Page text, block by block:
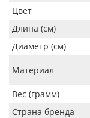
Цвет
Длина (см)
Диаметр (см)
Материал
Вес (грамм)
Страна бренда